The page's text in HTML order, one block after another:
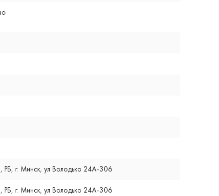
РБ, г. Минск, ул Володько 24А-306
РБ, г. Минск, ул Володько 24А-306